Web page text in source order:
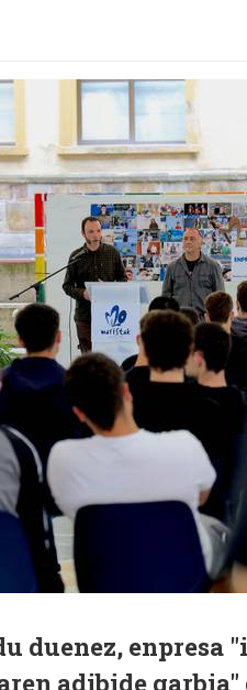
duenez, enpresa
adibide